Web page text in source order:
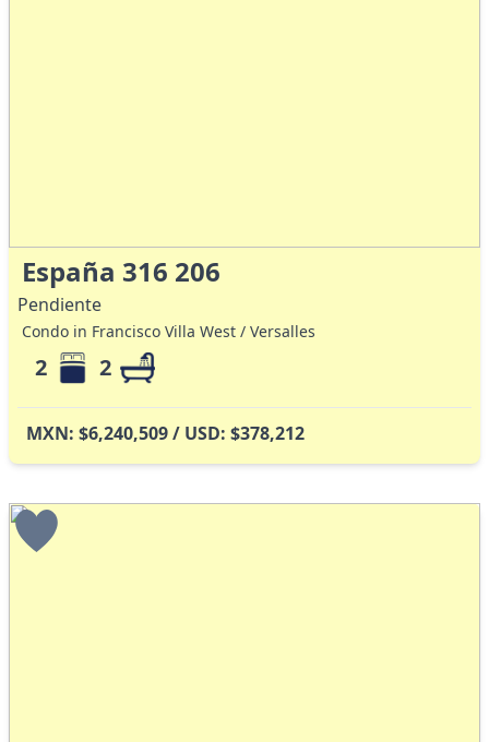
España 316 206
Pendiente
Condo in Francisco Villa West / Versalles
2 2
MXN: $6,240,509 / USD: $378,212